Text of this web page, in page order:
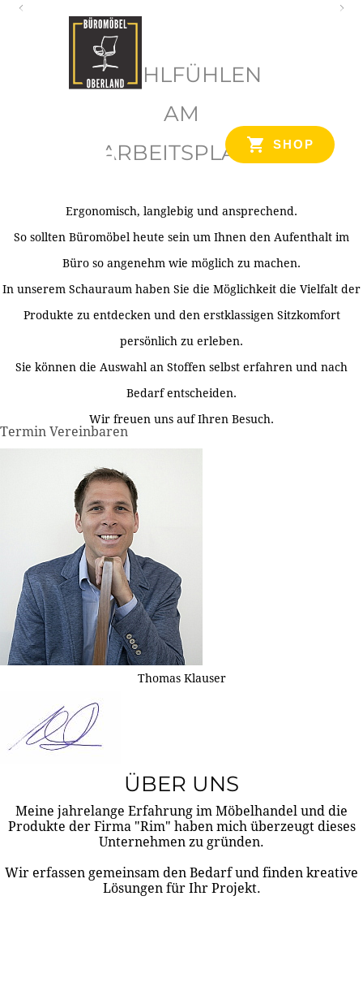
SHOP
WOHLFÜHLEN
AM
ARBEITSPLATZ
Ergonomisch, langlebig und ansprechend.
So sollten Büromöbel heute sein um Ihnen den Aufenthalt im
Büro so angenehm wie möglich zu machen.
In unserem Schauraum haben Sie die Möglichkeit die Vielfalt der
Produkte zu entdecken und den erstklassigen Sitzkomfort
persönlich zu erleben.
Sie können die Auswahl an Stoffen selbst erfahren und nach
Bedarf entscheiden.
Wir freuen uns auf Ihren Besuch.
Termin Vereinbaren
Thomas Klauser
ÜBER UNS
Meine jahrelange Erfahrung im Möbelhandel und die
Produkte der Firma "Rim" haben mich überzeugt dieses
Unternehmen zu gründen.
Wir erfassen gemeinsam den Bedarf und finden kreative
Lösungen für Ihr Projekt.